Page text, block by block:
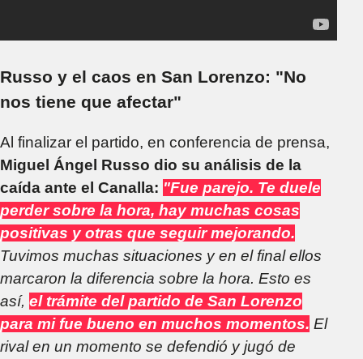
Russo y el caos en San Lorenzo: "No
nos tiene que afectar"
Al finalizar el partido, en conferencia de prensa,
Miguel Ángel Russo dio su análisis de la
caída ante el Canalla: "Fue parejo. Te duele
perder sobre la hora, hay muchas cosas
positivas y otras que seguir mejorando.
Tuvimos muchas situaciones y en el final ellos
marcaron la diferencia sobre la hora. Esto es
así, el trámite del partido de San Lorenzo
para mi fue bueno en muchos momentos. El
rival en un momento se defendió y jugó de